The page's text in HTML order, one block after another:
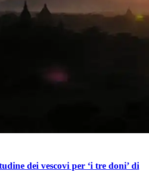
dei vescovi per ‘i tre doni’ di